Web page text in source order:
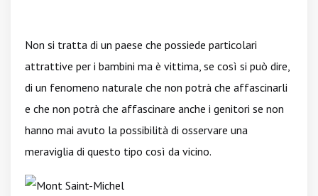
Non si tratta di un paese che possiede particolari
attrattive per i bambini ma è vittima, se così si può dire,
di un fenomeno naturale che non potrà che affascinarli
e che non potrà che affascinare anche i genitori se non
hanno mai avuto la possibilità di osservare una
meraviglia di questo tipo così da vicino.